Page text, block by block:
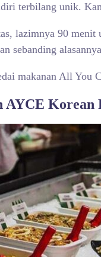
terbilang unik.
lazimnya 90 menit
sebanding
makanan All You
AYCE Korean